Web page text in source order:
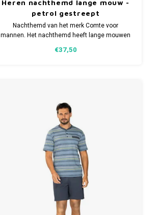
Heren nachthemd lange mouw -
petrol gestreept
Nachthemd van het merk Comte voor
mannen. Het nachthemd heeft lange mouwen
Gemaakt van 100% katoen
€37,50